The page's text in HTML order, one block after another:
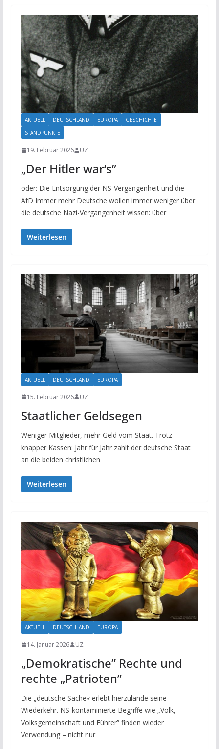
AKTUELL DEUTSCHLAND EUROPA
GESCHICHTE
STANDPUNKTE
19. Februar 2026 UZ
„Der Hitler war‘s”
oder: Die Entsorgung der NS-Vergangenheit und die
AfD Immer mehr Deutsche wollen immer weniger über
die deutsche Nazi-Vergangenheit wissen: über
Weiterlesen
AKTUELL DEUTSCHLAND EUROPA
15. Februar 2026 UZ
Staatlicher Geldsegen
Weniger Mitglieder, mehr Geld vom Staat. Trotz
knapper Kassen: Jahr für Jahr zahlt der deutsche Staat
an die beiden christlichen
Weiterlesen
AKTUELL DEUTSCHLAND EUROPA
14. Januar 2026 UZ
„Demokratische” Rechte und
rechte „Patrioten”
Die „deutsche Sache« erlebt hierzulande seine
Wiederkehr. NS-kontaminierte Begriffe wie „Volk,
Volksgemeinschaft und Führer” finden wieder
Verwendung – nicht nur